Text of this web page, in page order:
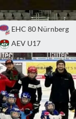
EHC 80 Nürnberg
AEV U17